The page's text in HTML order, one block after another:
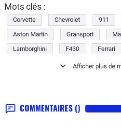
Mots clés :
Corvette Chevrolet 911
Aston Martin
Gransport
Lamborghini
F430 Ferrari
COMMENTAIRES ()